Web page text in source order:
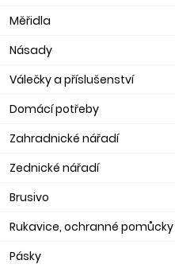
Měřidla
Násady
Válečky a příslušenství
Domácí potřeby
Zahradnické nářadí
Zednické nářadí
Brusivo
Rukavice, ochranné pomůcky
Pásky